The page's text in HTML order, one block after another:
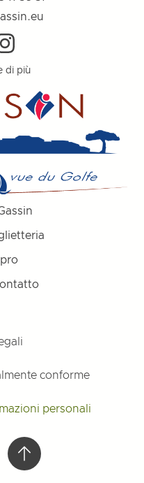
di più
conforme
personali